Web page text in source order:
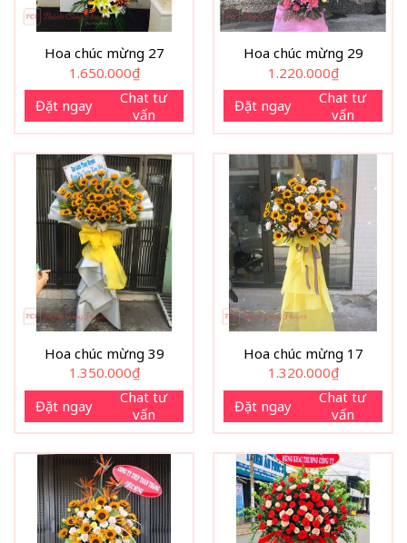
Hoa chúc mừng 27
1.650.000₫
Đặt ngay
Chat tư
vấn
Hoa chúc mừng 29
1.220.000₫
Đặt ngay
Chat tư
vấn
Hoa chúc mừng 39
1.350.000₫
Đặt ngay
Chat tư
vấn
Hoa chúc mừng 17
1.320.000₫
Đặt ngay
Chat tư
vấn